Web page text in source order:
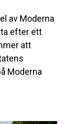
av Moderna
efter ett
att
Moderna